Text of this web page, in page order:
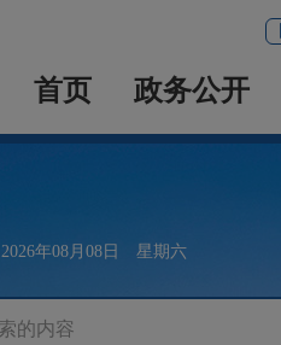
首页 政务公开
2026年08月08日 星期六